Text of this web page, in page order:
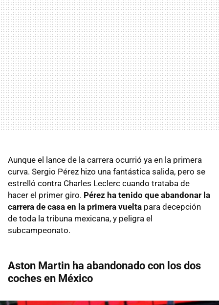
Aunque el lance de la carrera ocurrió ya en la primera
curva. Sergio Pérez hizo una fantástica salida, pero se
estrelló contra Charles Leclerc cuando trataba de
hacer el primer giro. Pérez ha tenido que abandonar la
carrera de casa en la primera vuelta para decepción
de toda la tribuna mexicana, y peligra el
subcampeonato.
Aston Martin ha abandonado con los dos
coches en México